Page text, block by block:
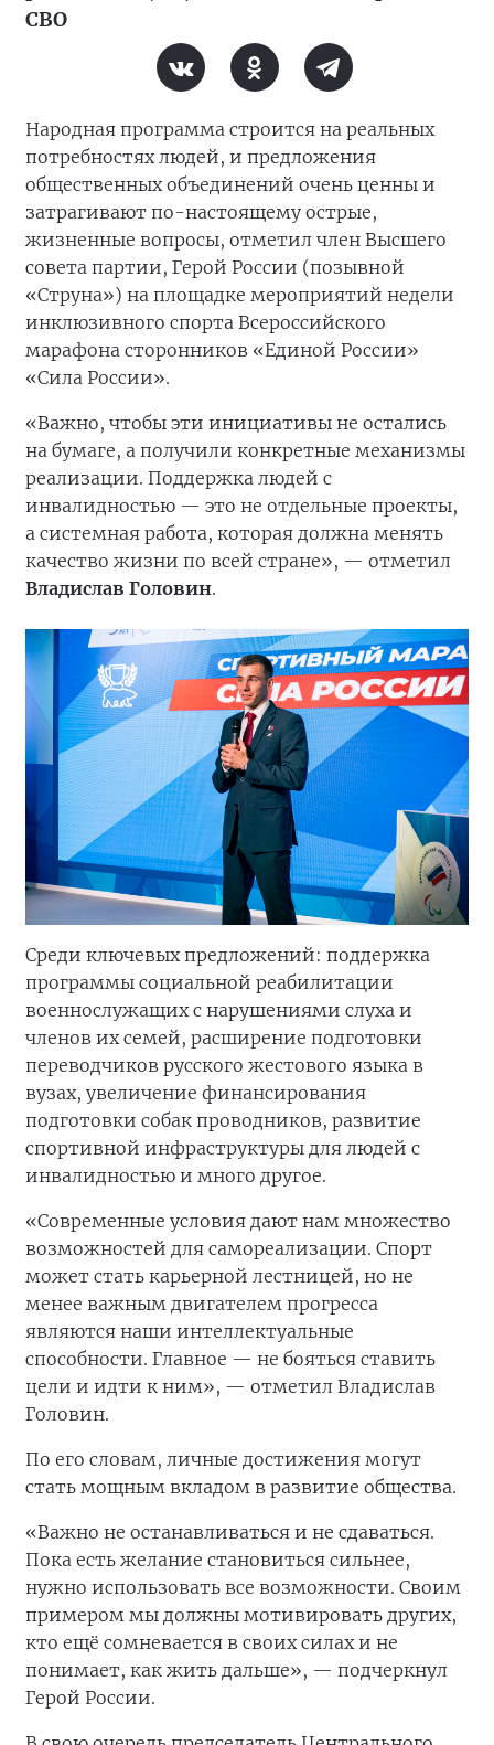
СВО
Народная программа строится на реальных
потребностях людей, и предложения
общественных объединений очень ценны и
затрагивают по-настоящему острые,
жизненные вопросы, отметил член Высшего
совета партии, Герой России (позывной
«Струна») на площадке мероприятий недели
инклюзивного спорта Всероссийского
марафона сторонников «Единой России»
«Сила России».
«Важно, чтобы эти инициативы не остались
на бумаге, а получили конкретные механизмы
реализации. Поддержка людей с
инвалидностью — это не отдельные проекты,
а системная работа, которая должна менять
качество жизни по всей стране», — отметил
Владислав Головин.
Среди ключевых предложений: поддержка
программы социальной реабилитации
военнослужащих с нарушениями слуха и
членов их семей, расширение подготовки
переводчиков русского жестового языка в
вузах, увеличение финансирования
подготовки собак проводников, развитие
спортивной инфраструктуры для людей с
инвалидностью и много другое.
«Современные условия дают нам множество
возможностей для самореализации. Спорт
может стать карьерной лестницей, но не
менее важным двигателем прогресса
являются наши интеллектуальные
способности. Главное — не бояться ставить
цели и идти к ним», — отметил Владислав
Головин.
По его словам, личные достижения могут
стать мощным вкладом в развитие общества.
«Важно не останавливаться и не сдаваться.
Пока есть желание становиться сильнее,
нужно использовать все возможности. Своим
примером мы должны мотивировать других,
кто ещё сомневается в своих силах и не
понимает, как жить дальше», — подчеркнул
Герой России.